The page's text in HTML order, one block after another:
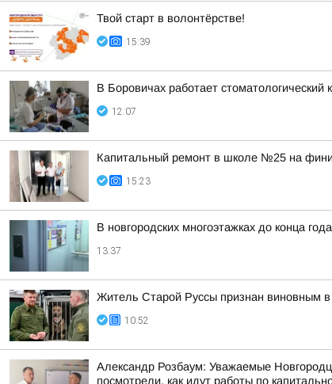
Твой старт в волонтёрстве!
15:39
В Боровичах работает
12:07
Капитальный ремонт в школе №25 на
15:23
В новгородских многоэтажках до конца
13:37
Житель Старой Руссы признан виновным в
10:52
Александр Розбаум: Уважаемые
посмотрели, как идут работы по